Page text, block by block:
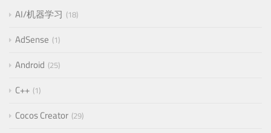
AI/机器学习 18
AdSense 1
Android 25
C++ 1
Cocos Creator 29